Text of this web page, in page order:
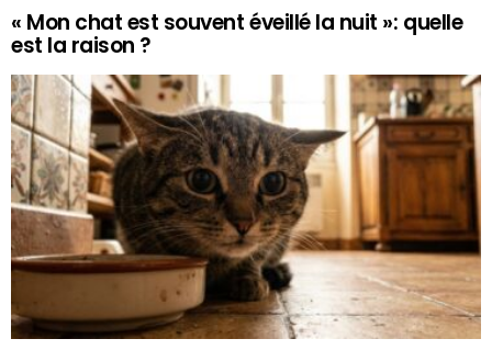
« Mon chat est souvent éveillé la nuit »: quelle
est la raison ?